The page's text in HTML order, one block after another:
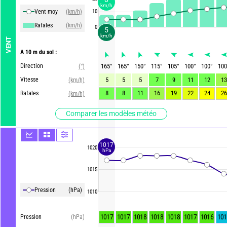
VENT
Vent moy
(km/h)
Rafales
(km/h)
A 10 m du sol :
Direction
(°)
Vitesse
(km/h)
Rafales
(km/h)
Comparer les modèles météo
Pression (hPa)
Pression (hPa)
10
0
1020
1015
1010
165° 165° 150° 115° 105° 100° 100°
100
5
5 5 7 9 11 12
13
8
8 11 16 19 22 24 26
1017 1017 1018 1018 1018 1017 1016
5
km/h
km/h
1017
hPa